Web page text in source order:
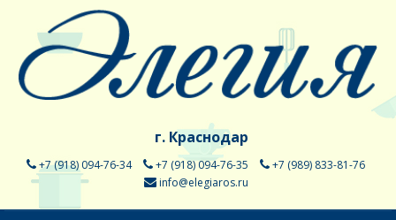
г. Краснодар
+7 (918) 094-76-34 +7 (918) 094-76-35
+7 (989) 833-81-76
info@elegiaros.ru